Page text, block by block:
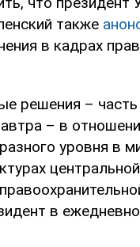
также
в кадрах
решения – часть
– в
уровня в
в